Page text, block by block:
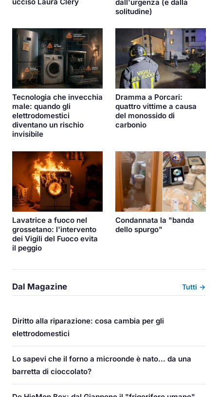
ucciso Laura Clery
dall'urgenza (e dalla
solitudine)
Tecnologia che invecchia
male: quando gli
elettrodomestici
diventano un rischio
invisibile
Dramma a Porcari:
quattro vittime a causa
del monossido di
carbonio
Lavatrice a fuoco nel
grossetano: l'intervento
dei Vigili del Fuoco evita
il peggio
Condannata la "banda
dello spurgo"
Dal Magazine Tutti →
Diritto alla riparazione: cosa cambia per gli
elettrodomestici
Lo sapevi che il forno a microonde è nato... da una
barretta di cioccolato?